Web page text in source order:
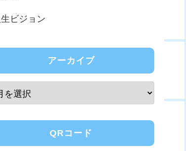
生ビジョン
アーカイブ
QRコード